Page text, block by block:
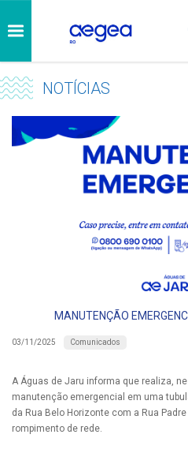
NOTÍCIAS
MANUTENÇÃO
03/11/2025 Comunicados
A Águas de Jaru informa que realiza,
manutenção emergencial em uma
da Rua Belo Horizonte com a Rua
rompimento de rede.